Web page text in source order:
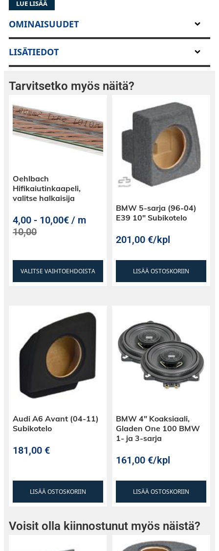
LUE LISÄÄ
OMINAISUUDET
LISÄTIEDOT
Tarvitsetko myös näitä?
Oehlbach
Hifikaiutinkaapeli,
valitse halkaisija
4,00 - 10,00€ / m
10,00
VALITSE VAIHTOEHDOISTA
BMW 5-sarja (96-04)
E39 10″ Subikotelo
201,00€/kpl
LISÄÄ OSTOSKORIIN
Audi A6 Avant (04-11)
Subikotelo
181,00€
LISÄÄ OSTOSKORIIN
BMW 4″ Koaksiaali,
Gladen One 100 BMW
1- ja 3-sarja
161,00€/kpl
LISÄÄ OSTOSKORIIN
Voisit olla kiinnostunut myös näistä?